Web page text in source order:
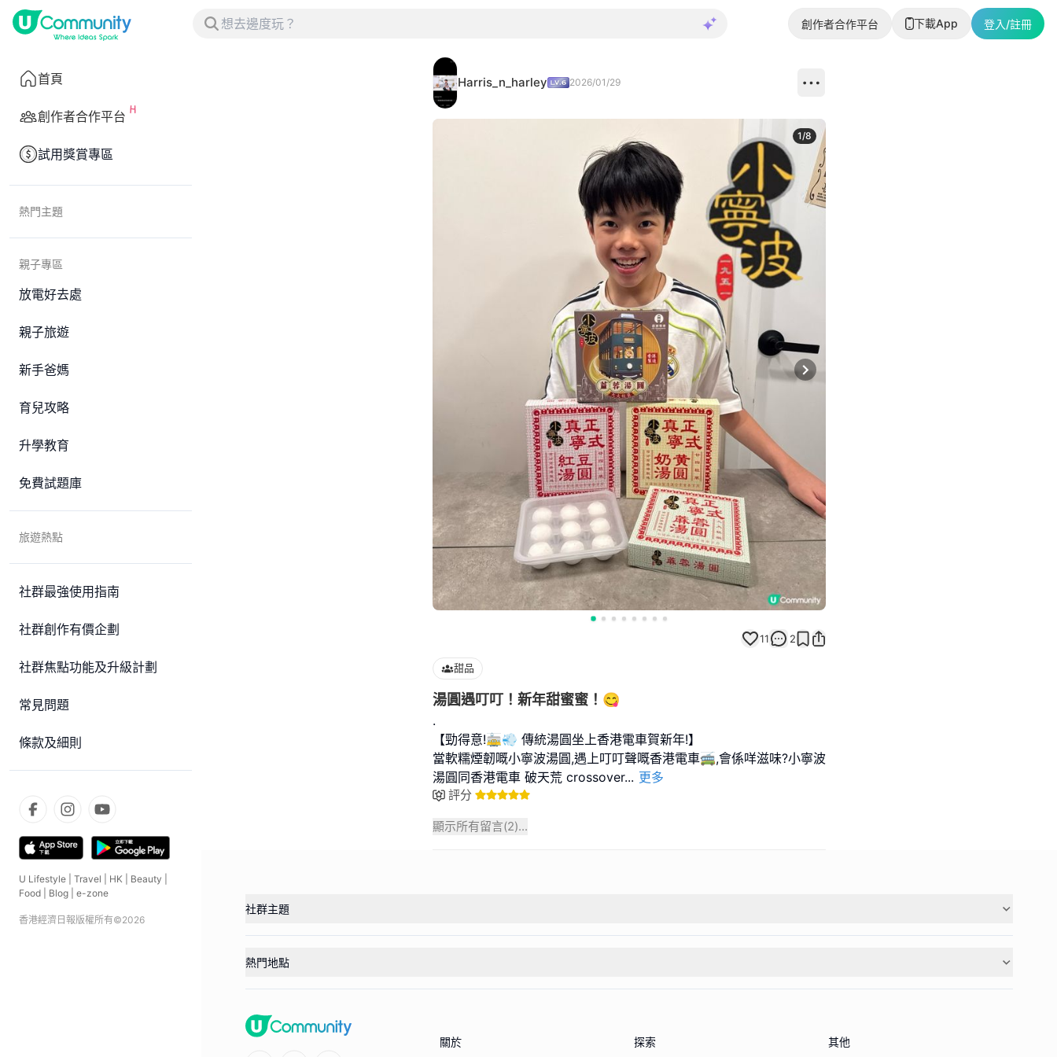
創作者合作平台 下載App 登入/註冊
首頁
創作者合作平台
試用獎賞專區
熱門主題
親子專區
放電好去處
親子旅遊
新手爸媽
育兒攻略
升學教育
免費試題庫
旅遊熱點
社群最強使用指南
社群創作有價企劃
社群焦點功能及升級計劃
常見問題
條款及細則
U Lifestyle Travel HK Beauty
Food
Blog e-zone
香港經濟日報版權所有©2026
Harris_n_harley 2026/01/29
Next slide
1/8
11 2
甜品
湯圓遇叮叮！新年甜蜜蜜！😋
.
【勁得意!🚋💨 傳統湯圓坐上香港電⾞賀新年!】
當軟糯煙韌嘅⼩寧波湯圓,遇上叮叮聲嘅香港電⾞🚎,會係咩滋味?⼩寧波
湯圓同香港電⾞ 破天荒 crossover... 更多
評分
顯示所有留言(2)...
社群主題
熱門地點
關於 探索 其他